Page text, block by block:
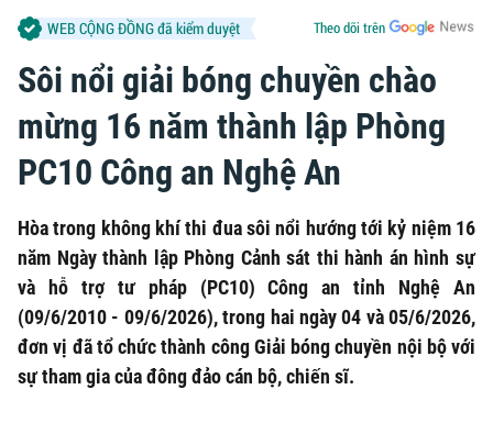
Sôi nổi giải bóng chuyền chào
mừng 16 năm thành lập Phòng
PC10 Công an Nghệ An
Hòa trong không khí thi đua sôi nổi hướng tới kỷ niệm 16
năm Ngày thành lập Phòng Cảnh sát thi hành án hình sự
và hỗ trợ tư pháp (PC10) Công an tỉnh Nghệ An
(09/6/2010 - 09/6/2026), trong hai ngày 04 và 05/6/2026,
đơn vị đã tổ chức thành công Giải bóng chuyền nội bộ với
sự tham gia của đông đảo cán bộ, chiến sĩ.
Theo dõi trên
WEB CỘNG ĐỒNG đã kiểm duyệt